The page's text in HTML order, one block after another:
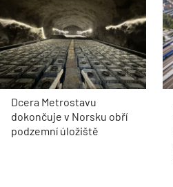
Dcera Metrostavu
dokončuje v Norsku obří
podzemní úložiště